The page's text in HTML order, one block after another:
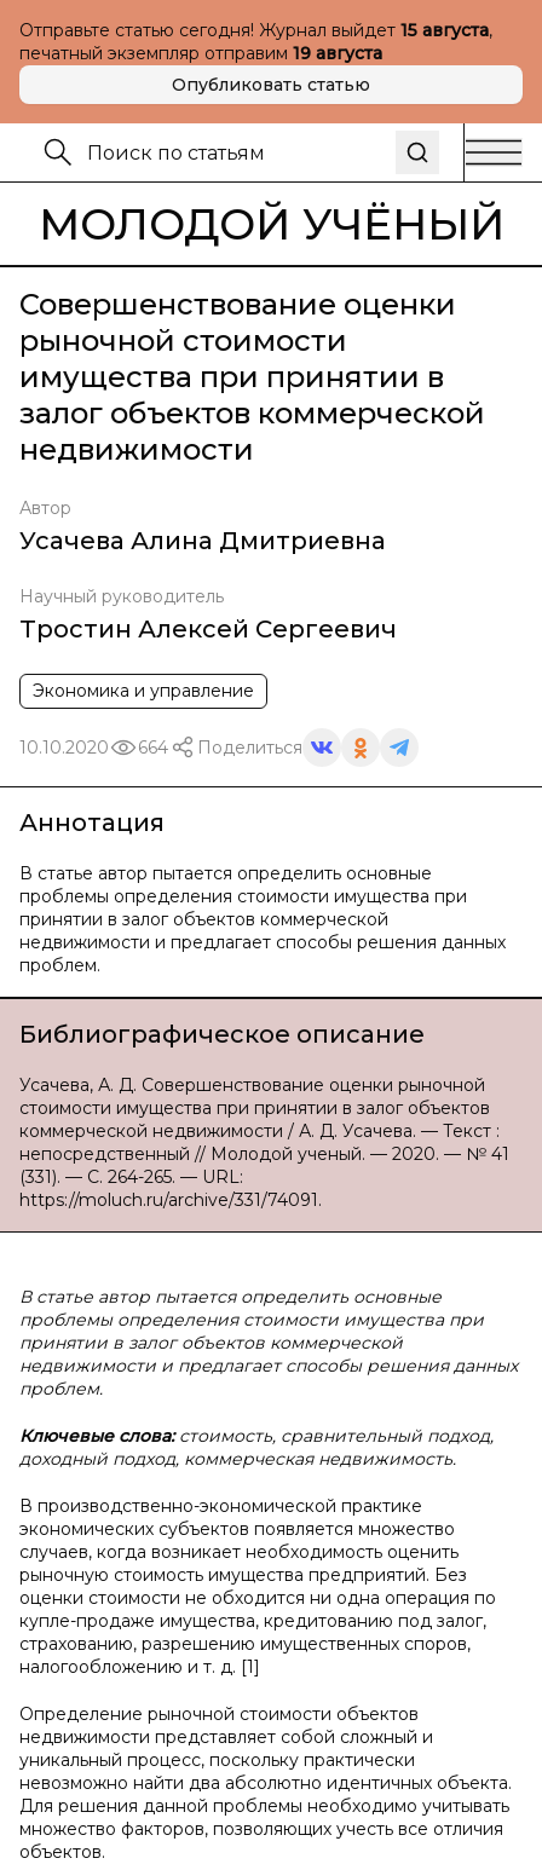
Отправьте статью сегодня! Журнал выйдет 15 августа,
печатный экземпляр отправим 19 августа
Опубликовать статью
МОЛОДОЙ УЧЁНЫЙ
Совершенствование оценки
рыночной стоимости
имущества при принятии в
залог объектов коммерческой
недвижимости
Автор
Усачева Алина Дмитриевна
Научный руководитель
Тростин Алексей Сергеевич
Экономика и управление
10.10.2020 664 Поделиться
Аннотация
В статье автор пытается определить основные
проблемы определения стоимости имущества при
принятии в залог объектов коммерческой
недвижимости и предлагает способы решения данных
проблем.
Библиографическое описание
Усачева, А. Д. Совершенствование оценки рыночной
стоимости имущества при принятии в залог объектов
коммерческой недвижимости / А. Д. Усачева. — Текст :
непосредственный // Молодой ученый. — 2020. — № 41
(331). — С. 264-265. — URL:
https://moluch.ru/archive/331/74091.
В статье автор пытается определить основные
проблемы определения стоимости имущества при
принятии в залог объектов коммерческой
недвижимости и предлагает способы решения данных
проблем.
Ключевые слова:стоимость, сравнительный подход,
доходный подход, коммерческая недвижимость.
В производственно-экономической практике
экономических субъектов появляется множество
случаев, когда возникает необходимость оценить
рыночную стоимость имущества предприятий. Без
оценки стоимости не обходится ни одна операция по
купле-продаже имущества, кредитованию под залог,
страхованию, разрешению имущественных споров,
налогообложению и т. д. [1]
Определение рыночной стоимости объектов
недвижимости представляет собой сложный и
уникальный процесс, поскольку практически
невозможно найти два абсолютно идентичных объекта.
Для решения данной проблемы необходимо учитывать
множество факторов, позволяющих учесть все отличия
объектов.